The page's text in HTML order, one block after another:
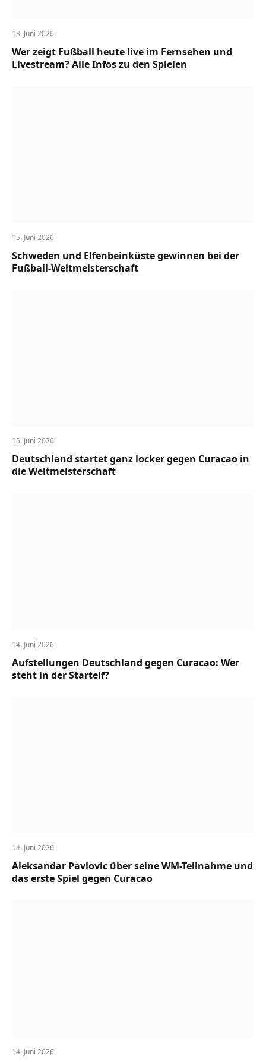
18. Juni 2026
Wer zeigt Fußball heute live im Fernsehen und
Livestream? Alle Infos zu den Spielen
15. Juni 2026
Schweden und Elfenbeinküste gewinnen bei der
Fußball-Weltmeisterschaft
15. Juni 2026
Deutschland startet ganz locker gegen Curacao in
die Weltmeisterschaft
14. Juni 2026
Aufstellungen Deutschland gegen Curacao: Wer
steht in der Startelf?
14. Juni 2026
Aleksandar Pavlovic über seine WM-Teilnahme und
das erste Spiel gegen Curacao
14. Juni 2026